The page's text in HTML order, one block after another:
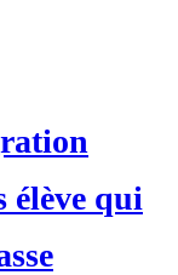
élève qui